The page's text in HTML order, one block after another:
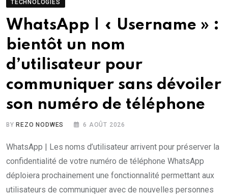
TECHNOLOGIES
WhatsApp | « Username » :
bientôt un nom
d’utilisateur pour
communiquer sans dévoiler
son numéro de téléphone
BY REZO NODWES 6 AOÛT 2026
WhatsApp | Les noms d’utilisateur arrivent pour préserver la
confidentialité de votre numéro de téléphone WhatsApp
déploiera prochainement une fonctionnalité permettant aux
utilisateurs de communiquer avec de nouvelles personnes